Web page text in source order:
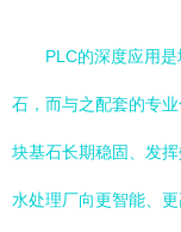
PLC的深度应用
石，而与之配套的专
块基石长期稳固、发
水处理厂向更智能、